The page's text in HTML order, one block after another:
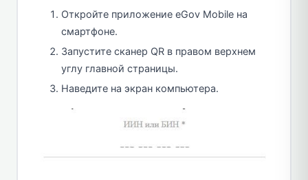
Откройте приложение eGov Mobile на
смартфоне.
Запустите сканер QR в правом верхнем
углу главной страницы.
Наведите на экран компьютера.